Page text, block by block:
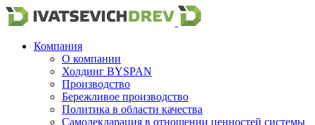
Компания
О компании
Холдинг BYSPAN
Производство
Бережливое производство
Политика в области качества
Самодекларация в отношении ценностей системы